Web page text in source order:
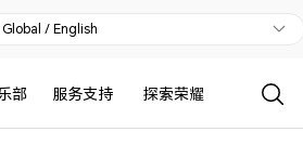
Global / English
部 服务支持 探索荣耀